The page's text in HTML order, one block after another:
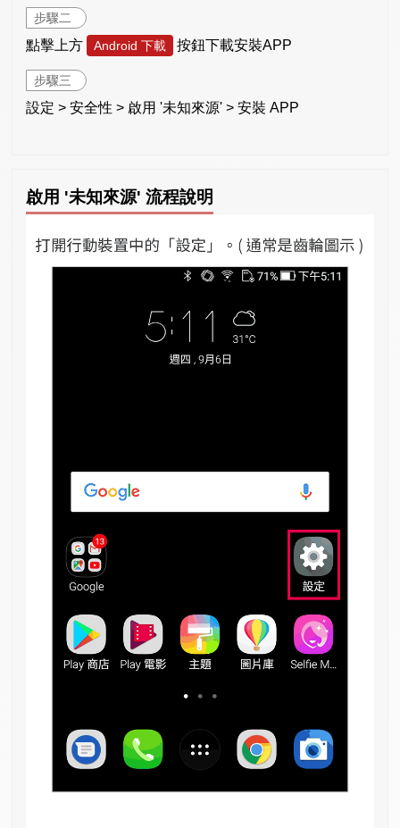
步驟二
點擊上方 Android 下載 按鈕下載安裝APP
步驟三
設定 > 安全性 > 啟用 '未知來源' > 安裝 APP
啟用 '未知來源' 流程說明